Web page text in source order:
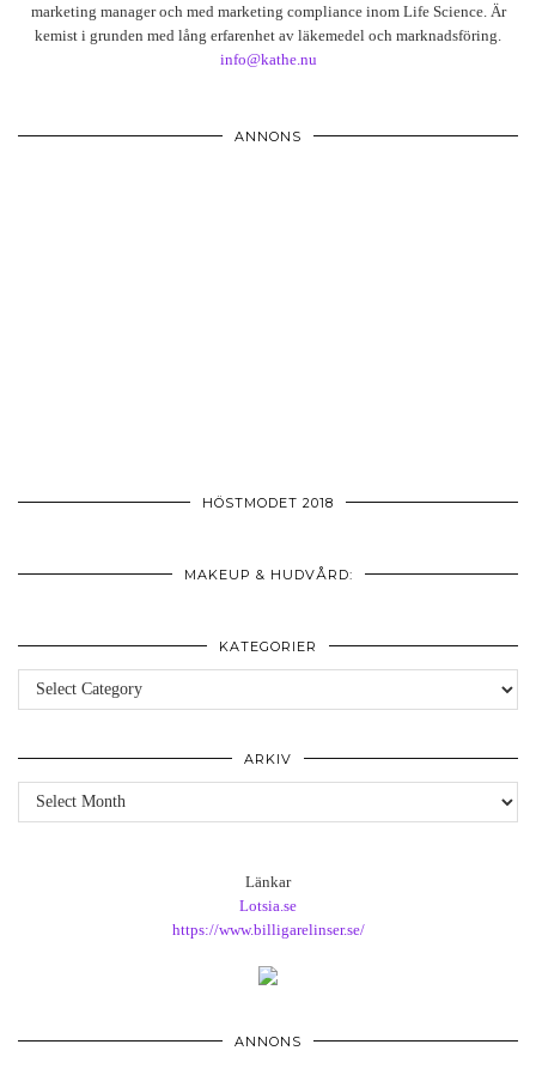
marketing manager och med marketing compliance inom Life Science. Är
kemist i grunden med lång erfarenhet av läkemedel och marknadsföring.
info@kathe.nu
ANNONS
HÖSTMODET 2018
MAKEUP & HUDVÅRD:
KATEGORIER
Kategorier
ARKIV
Arkiv
Länkar
Lotsia.se
https://www.billigarelinser.se/
ANNONS